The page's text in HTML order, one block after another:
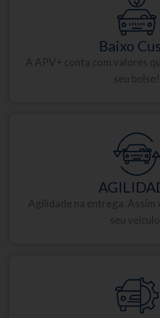
Baixo
A APV+ conta com valores
seu bolso!
Agilidade na entrega. Assim
seu